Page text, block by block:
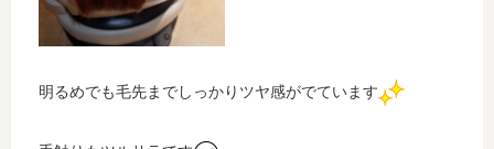
明るめでも毛先までしっかりツヤ感がでています